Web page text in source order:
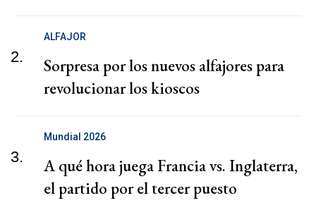
2.
ALFAJOR
Sorpresa por los nuevos alfajores para
revolucionar los kioscos
3.
Mundial 2026
A qué hora juega Francia vs. Inglaterra,
el partido por el tercer puesto